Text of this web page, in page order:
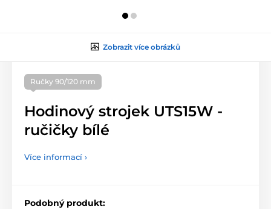
Zobrazit více obrázků
Ručky 90/120 mm
Hodinový strojek UTS15W -
ručičky bílé
Více informací ›
Podobný produkt: